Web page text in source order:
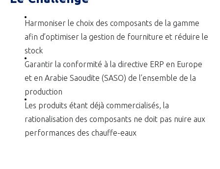
Harmoniser le choix des composants de la gamme
afin d’optimiser la gestion de fourniture et réduire le
stock
Garantir la conformité à la directive ERP en Europe
et en Arabie Saoudite (SASO) de l’ensemble de la
production
Les produits étant déjà commercialisés, la
rationalisation des composants ne doit pas nuire aux
performances des chauffe-eaux